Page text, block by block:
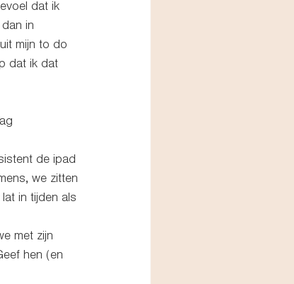
dat ik
in
mijn to do
dat ik dat
de ipad
we zitten
in tijden als
met zijn
hen (en